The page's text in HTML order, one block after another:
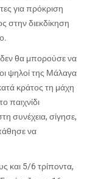
για πρόκριση
στην διεκδίκηση
θα μπορούσε να
οι ψηλοί της Μάλαγα
κράτος τη μάχη
παιχνίδι
συνέχεια, σίγησε,
να
και 5/6 τρίποντα,